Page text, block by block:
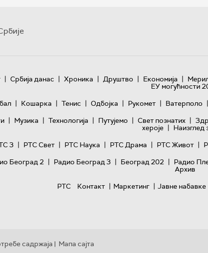
| Србија данас | Хроника | Друштво | Економија |
ЕУ могућности
| Кошарка | Тенис | Одбојка | Рукомет | Ватерполо |
| Музика | Технологијa | Путујемо | Свет познатих |
хероје | Наизглед
3 | РТС Свет | РТС Наука | РТС Драма | РТС Живот |
Београд 2 | Радио Београд 3 | Београд 202 | Радио
Архив
РТС
Контакт | Маркетинг | Јавне набавке
садржаја | Мапа сајта